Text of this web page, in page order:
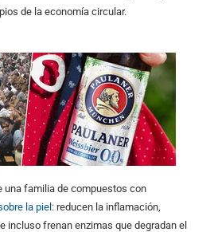
de la economía circular.
una familia de compuestos con
la piel : reducen la inflamación,
incluso frenan enzimas que degradan el